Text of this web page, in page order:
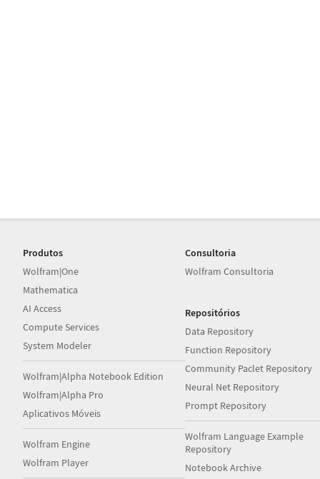
Produtos
Wolfram|One
Mathematica
AI Access
Compute Services
System Modeler
Wolfram|Alpha Notebook Edition
Wolfram|Alpha Pro
Aplicativos Móveis
Wolfram Engine
Wolfram Player
Consultoria
Wolfram Consultoria
Repositórios
Data Repository
Function Repository
Community Paclet Repository
Neural Net Repository
Prompt Repository
Wolfram Language Example
Repository
Notebook Archive